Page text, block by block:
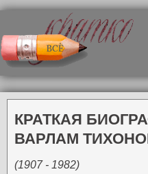
КРАТКАЯ
ВАРЛАМ
(1907 - 1982)